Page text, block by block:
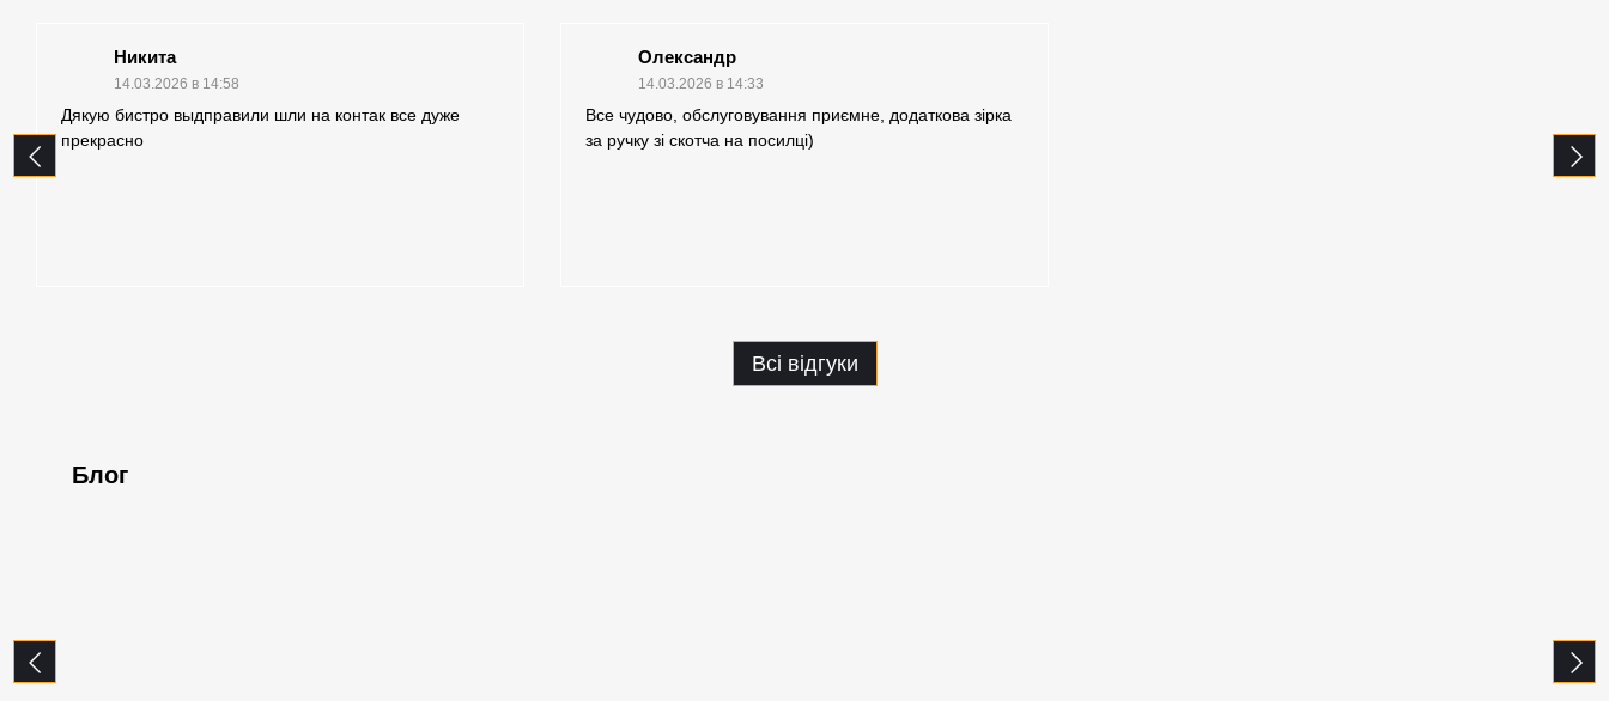
Никита
14.03.2026 в 14:58
Дякую бистро выдправили шли на контак все дуже
прекрасно
Олександр
14.03.2026 в 14:33
Все чудово, обслуговування приємне, додаткова зірка
за ручку зі скотча на посилці)
Всі відгуки
Блог